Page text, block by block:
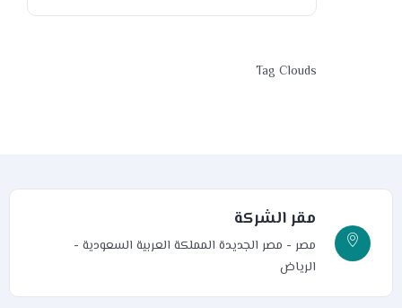
Tag Clouds
مقر الشركة
مصر - مصر الجديدة المملكة العربية السعودية -
الرياض